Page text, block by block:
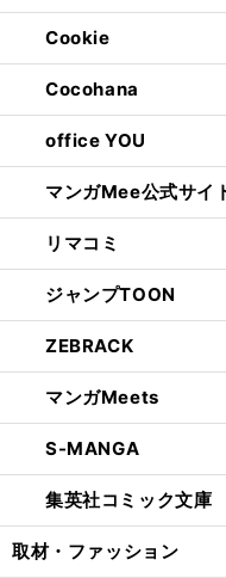
Cookie
Cocohana
office YOU
マンガMee公式サイ
リマコミ
ジャンプTOON
ZEBRACK
マンガMeets
S-MANGA
集英社コミック文庫
取材・ファッション